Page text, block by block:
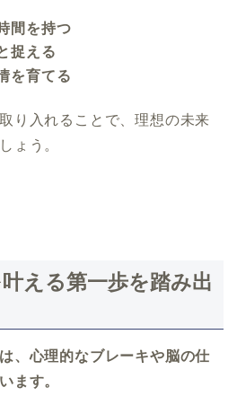
間を持つ
捉える
を育てる
り入れることで、理想の未来
ょう。
える第一歩を踏み出
、心理的なブレーキや脳の仕
ます。